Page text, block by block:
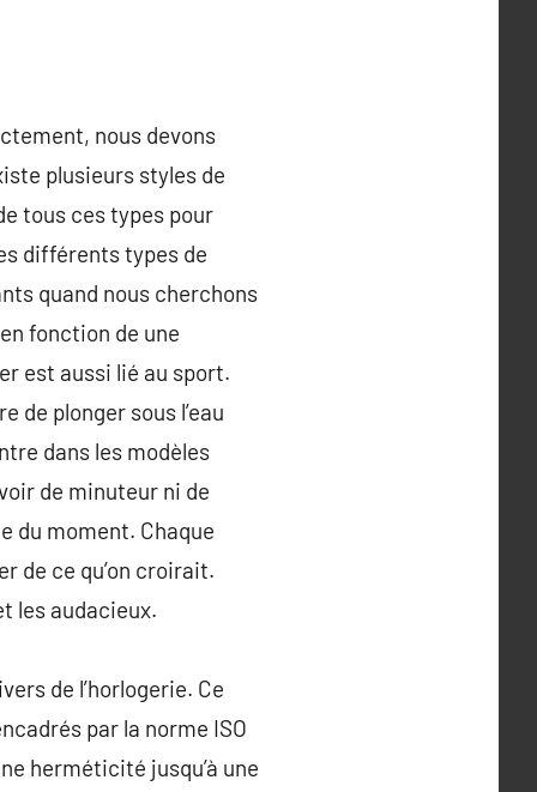
nous devons
plusieurs styles de
tous ces types pour
différents types de
quand nous cherchons
fonction de une
est aussi lié au sport.
de plonger sous l’eau
dans les modèles
de minuteur ni de
du moment. Chaque
de ce qu’on croirait.
les audacieux.
de l’horlogerie. Ce
par la norme ISO
herméticité jusqu’à une